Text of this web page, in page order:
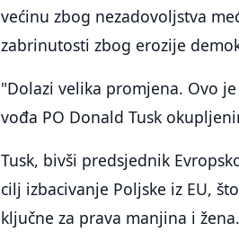
većinu zbog nezadovoljstva
zabrinutosti zbog erozije
"Dolazi velika promjena. Ovo
vođa PO Donald Tusk
Tusk, bivši predsjednik
cilj izbacivanje Poljske iz EU,
ključne za prava manjina i žena.